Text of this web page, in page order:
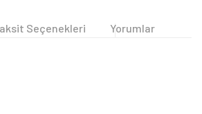
Seçenekleri Yorumlar